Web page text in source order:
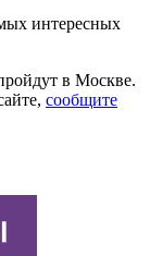
интересных
в Москве.
сообщите